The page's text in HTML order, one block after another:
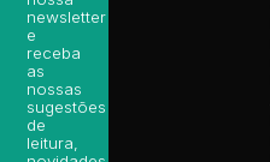
newsletter
e
receba
as
nossas
sugestões
de
leitura,